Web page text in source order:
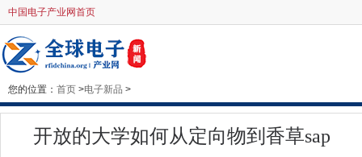
中国电子产业网首页
您的位置： 首页 >电子新品 >
开放的大学如何从定向物到香草sap